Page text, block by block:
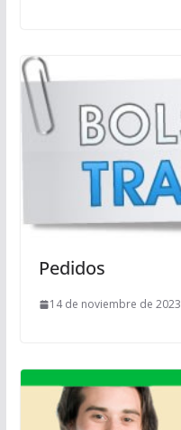
Pedidos
14 de noviembre de 2023